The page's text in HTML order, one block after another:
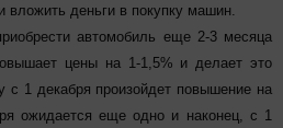
вложить деньги в покупку машин.
автомобиль еще 2-3 месяца
цены на 1-1,5% и делает это
с 1 декабря произойдет повышение на
ожидается еще одно и наконец, с 1